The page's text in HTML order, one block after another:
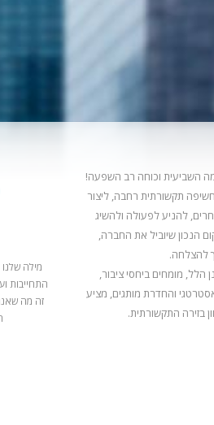
מילה
התחייבות
זה מה
השביעית וכוחה רב השפעה!
תקשורתית רחבה, ליצור
להניעלפעולה ולהשיג
הנכון שיוביל את החברה,
להצלחה.
הלל, מומחים ביחסי ציבור,
אסטרטגי והחדרת מותגים, מציע
בזירה התקשורתית.